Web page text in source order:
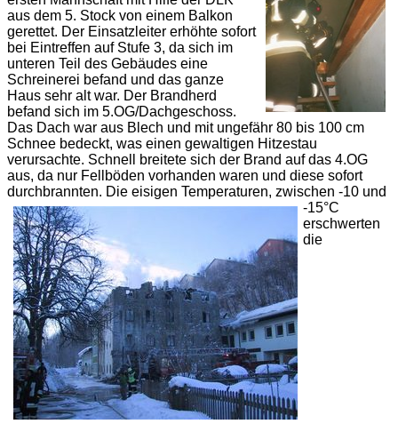
aus dem 5. Stock von einem Balkon
gerettet. Der Einsatzleiter erhöhte sofort
bei Eintreffen auf Stufe 3, da sich im
unteren Teil des Gebäudes eine
Schreinerei befand und das ganze
Haus sehr alt war. Der Brandherd
befand sich im 5.OG/Dachgeschoss.
Das Dach war aus Blech und mit ungefähr 80 bis 100 cm
Schnee bedeckt, was einen gewaltigen Hitzestau
verursachte. Schnell breitete sich der Brand auf das 4.OG
aus, da nur Fellböden vorhanden waren und diese sofort
durchbrannten. Die eisigen Temperaturen, zwischen -10 und
-15°C
erschwerten
die